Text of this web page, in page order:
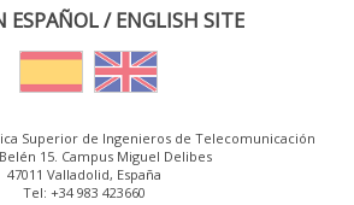
ESPAÑOL / ENGLISH SITE
Superior de Ingenieros de Telecomunicación
15. Campus Miguel Delibes
47011 Valladolid, España
Tel: +34 983 423660